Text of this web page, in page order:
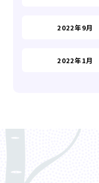
2022年9月
2022年1月